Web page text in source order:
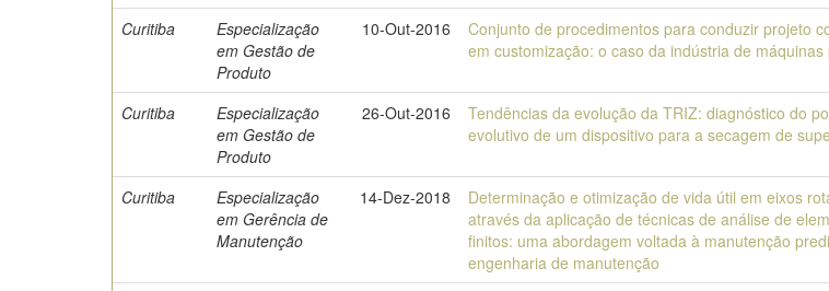
Curitiba
Especialização
em Gestão de
Produto
10-Out-2016
Conjunto de procedimentos para conduzir projeto
em customização: o caso da indústria de máquinas
Curitiba
Especialização
em Gestão de
Produto
26-Out-2016
Tendências da evolução da TRIZ: diagnóstico do
evolutivo de um dispositivo para a secagem de
Curitiba
Especialização
em Gerência de
Manutenção
14-Dez-2018
Determinação e otimização de vida útil em eixos
através da aplicação de técnicas de análise de
finitos: uma abordagem voltada à manutenção
engenharia de manutenção